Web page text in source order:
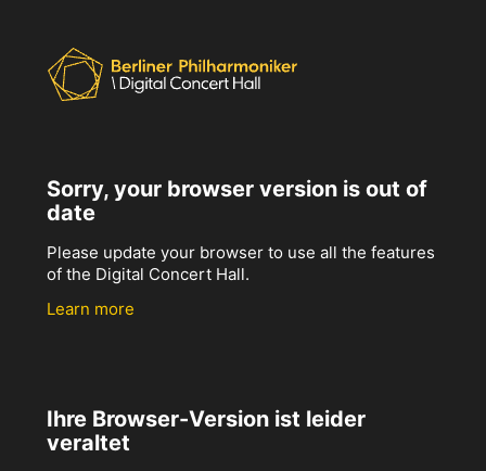
Sorry, your browser version is out of
date
Please update your browser to use all the features
of the Digital Concert Hall.
Learn more
Ihre Browser-Version ist leider
veraltet